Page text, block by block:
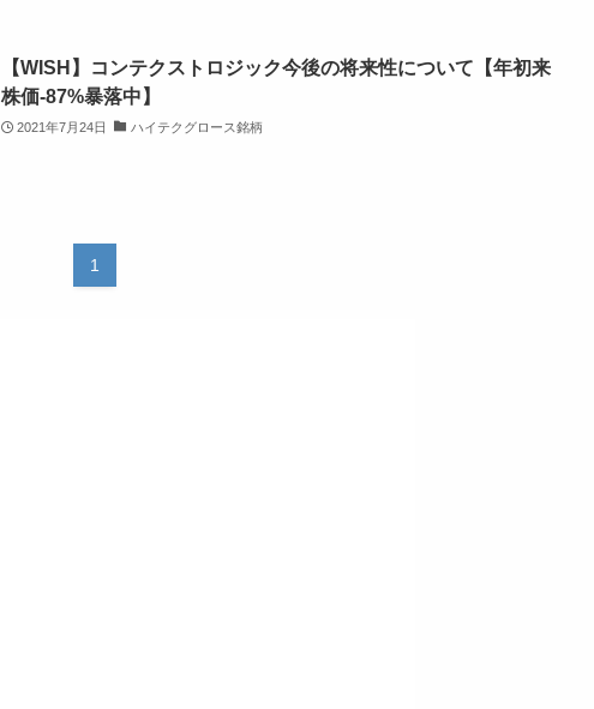
【WISH】コンテクストロジック今後の将来性について【年初来
株価-87%暴落中】
2021年7月24日 ハイテクグロース銘柄
1